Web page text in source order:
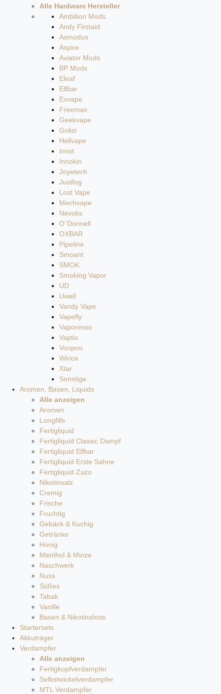
Alle Hardware Hersteller
Ambition Mods
Andy Firstaid
Asmodus
Aspire
Aviator Mods
BP Mods
Eleaf
Elfbar
Exvape
Freemax
Geekvape
Golisi
Hellvape
Imist
Innokin
Joyetech
Justfog
Lost Vape
Mechvape
Nevoks
O`Donnell
OXBAR
Pipeline
Smoant
SMOK
Smoking Vapor
UD
Uwell
Vandy Vape
Vapefly
Vaporesso
Vaptio
Voopoo
Wirice
Xtar
Sonstige
Aromen, Basen, Liquids
Alle anzeigen
Aromen
Longfills
Fertigliquid
Fertigliquid Classic Dampf
Fertigliquid Elfbar
Fertigliquid Erste Sahne
Fertigliquid Zazo
Nikotinsalz
Cremig
Frische
Fruchtig
Gebäck & Kuchig
Getränke
Honig
Menthol & Minze
Naschwerk
Nuss
Süßes
Tabak
Vanille
Basen & Nikotinshots
Startersets
Akkuträger
Verdampfer
Alle anzeigen
Fertigkopfverdampfer
Selbstwickelverdampfer
MTL Verdampfer